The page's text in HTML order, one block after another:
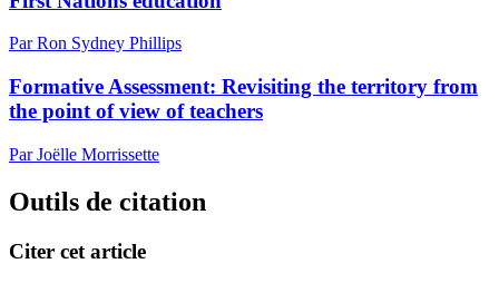
Par Ron Sydney Phillips
Formative Assessment: Revisiting the territory from
the point of view of teachers
Par Joëlle Morrissette
Outils de citation
Citer cet article